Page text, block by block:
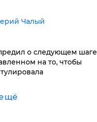
Чалый
о следующем шаге
на то, чтобы